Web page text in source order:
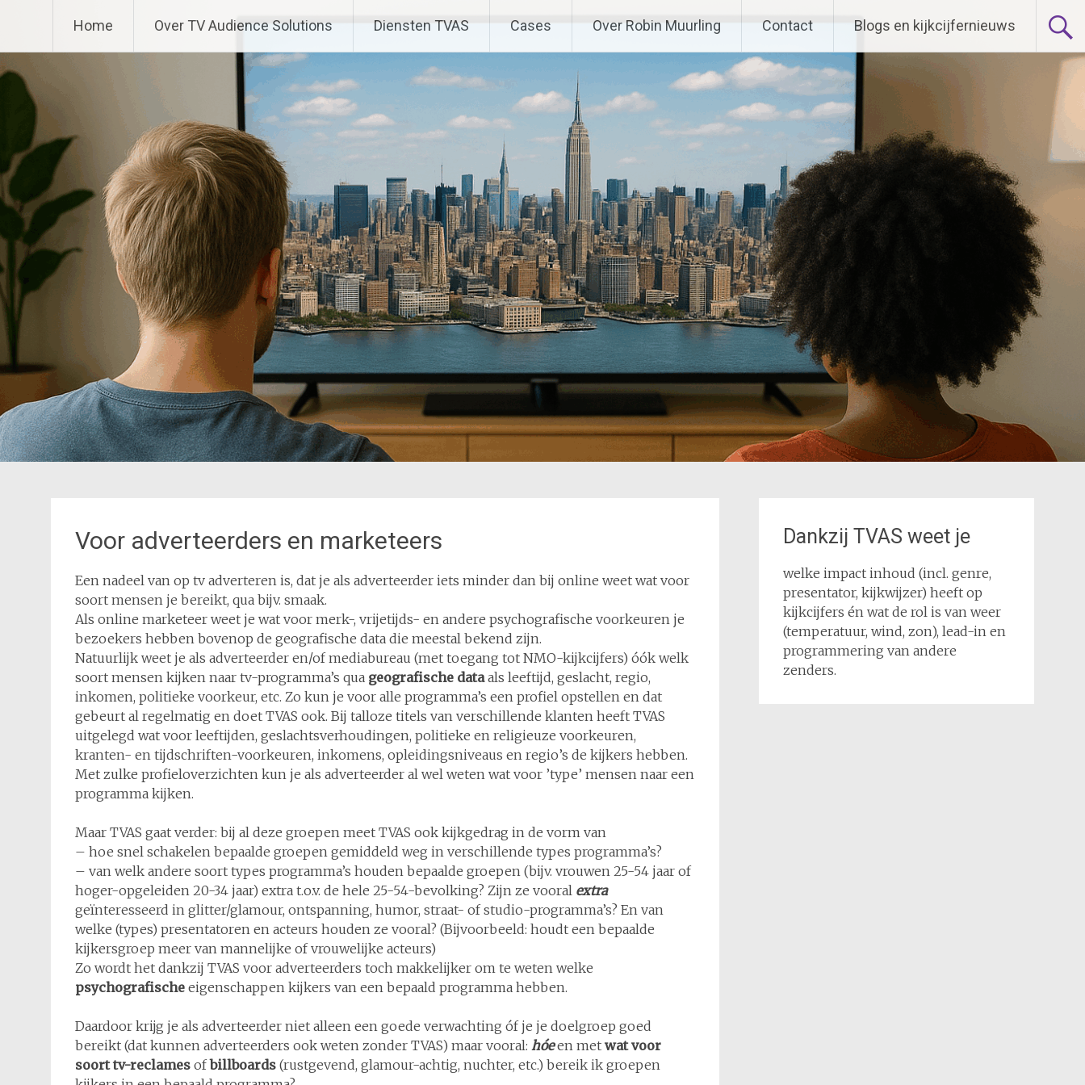
de
inhoud
TV Audience Solutions
Home Over TV Audience Solutions Diensten TVAS Cases Over Robin Muurling Contact Blogs en kijkcijfernieuws
Voor adverteerders en marketeers
Een nadeel van op tv adverteren is, dat je als adverteerder iets minder dan bij online weet wat voor
soort mensen je bereikt, qua bijv. smaak.
Als online marketeer weet je wat voor merk-, vrijetijds- en andere psychografische voorkeuren je
bezoekers hebben bovenop de geografische data die meestal bekend zijn.
Natuurlijk weet je als adverteerder en/of mediabureau (met toegang tot NMO-kijkcijfers) óók welk
soort mensen kijken naar tv-programma’s qua geografische dataals leeftijd, geslacht, regio,
inkomen, politieke voorkeur, etc. Zo kun je voor alle programma’s een profiel opstellen en dat
gebeurt al regelmatig en doet TVAS ook. Bij talloze titels van verschillende klanten heeft TVAS
uitgelegd wat voor leeftijden, geslachtsverhoudingen, politieke en religieuze voorkeuren,
kranten- en tijdschriften-voorkeuren, inkomens, opleidingsniveaus en regio’s de kijkers hebben.
Met zulke profieloverzichten kun je als adverteerder al wel weten wat voor ’type’ mensen naar een
programma kijken.
Maar TVAS gaat verder: bij al deze groepen meet TVAS ook kijkgedrag in de vorm van
– hoe snel schakelen bepaalde groepen gemiddeld weg in verschillende types programma’s?
– van welk andere soort types programma’s houden bepaalde groepen (bijv. vrouwen 25-54 jaar of
hoger-opgeleiden 20-34 jaar) extra t.o.v. de hele 25-54-bevolking? Zijn ze vooral extra
geïnteresseerd in glitter/glamour, ontspanning, humor, straat- of studio-programma’s? En van
welke (types) presentatoren en acteurs houden ze vooral? (Bijvoorbeeld: houdt een bepaalde
kijkersgroep meer van mannelijke of vrouwelijke acteurs)
Zo wordt het dankzij TVAS voor adverteerders toch makkelijker om te weten welke
psychografische eigenschappen kijkers van een bepaald programma hebben.
Daardoor krijg je als adverteerder niet alleen een goede verwachting óf je je doelgroep goed
bereikt (dat kunnen adverteerders ook weten zonder TVAS) maar vooral: hóeen met wat voor
soort tv-reclames ofbillboards (rustgevend, glamour-achtig, nuchter, etc.) bereik ik groepen
Dankzij TVAS weet je
welke impact inhoud (incl. genre,
presentator, kijkwijzer) heeft op
kijkcijfers én wat de rol is van weer
(temperatuur, wind, zon), lead-in en
programmering van andere
zenders.